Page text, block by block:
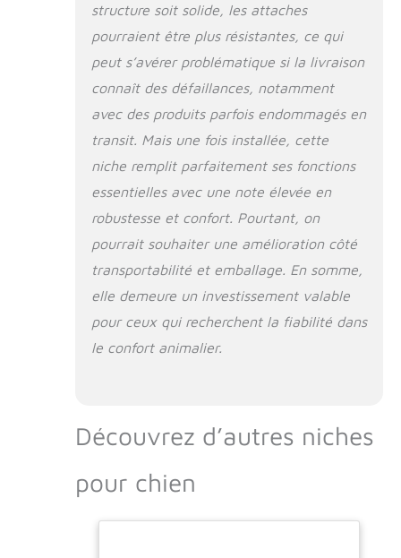
structure soit solide, les attaches
pourraient être plus résistantes, ce qui
peut s’avérer problématique si la livraison
connaît des défaillances, notamment
avec des produits parfois endommagés en
transit. Mais une fois installée, cette
niche remplit parfaitement ses fonctions
essentielles avec une note élevée en
robustesse et confort. Pourtant, on
pourrait souhaiter une amélioration côté
transportabilité et emballage. En somme,
elle demeure un investissement valable
pour ceux qui recherchent la fiabilité dans
le confort animalier.
Découvrez d’autres niches
pour chien